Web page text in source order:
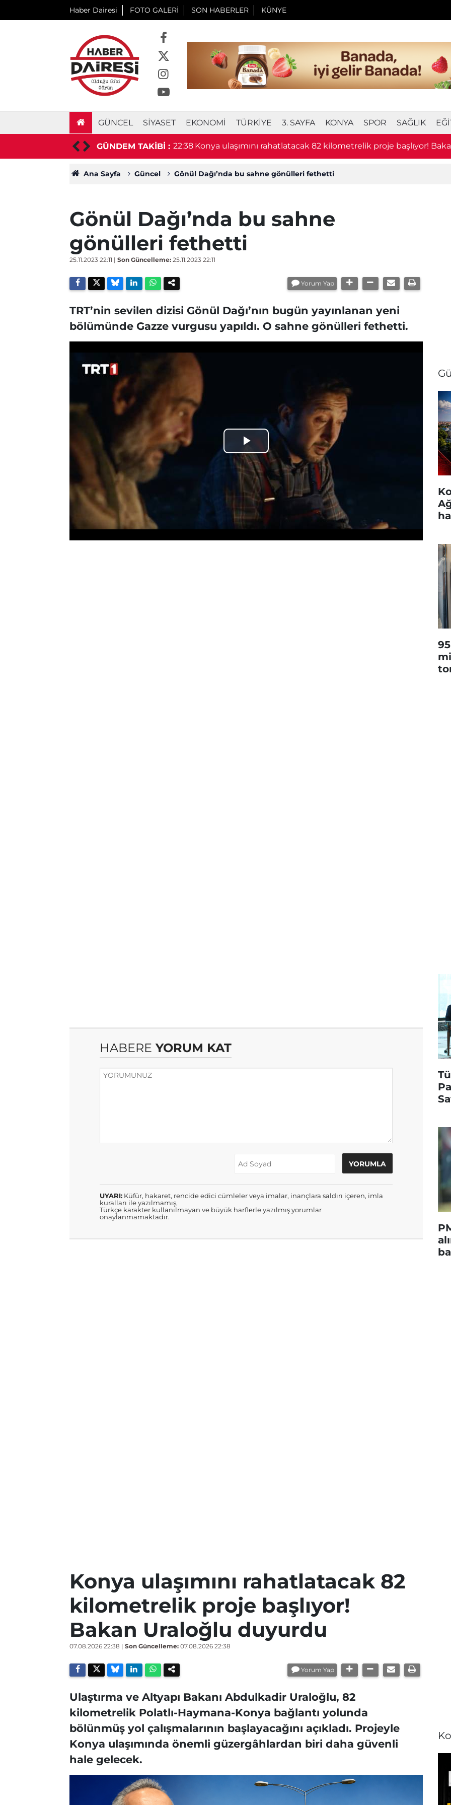
Haber Dairesi FOTO GALERİ SON HABERLER KÜNYE
GÜNCEL SIYASET EKONOMI TÜRKIYE 3. SAYFA KONYA SPOR SAĞLIK
GÜNDEM TAKİBİ :
hayatını kaybetti 22:38 Konya ulaşımını rahatlatacak 82 kilometrelik proje başlıyor!
duyurdu
Ana Sayfa Güncel Gönül Dağı’nda bu sahne gönülleri fethetti
Gönül Dağı’nda bu sahne
gönülleri fethetti
25.11.2023 22:11 | Son Güncelleme: 25.11.2023 22:11
Yorum Yap
TRT’nin sevilen dizisi Gönül Dağı’nın bugün yayınlanan yeni
bölümünde Gazze vurgusu yapıldı. O sahne gönülleri fethetti.
Play
Video
HABERE YORUM KAT
UYARI: Küfür, hakaret, rencide edici cümleler veya imalar, inançlara saldırı içeren, imla
kuralları ile yazılmamış,
Türkçe karakter kullanılmayan ve büyük harflerle yazılmış yorumlar
onaylanmamaktadır.
Konya ulaşımını rahatlatacak 82
kilometrelik proje başlıyor!
Bakan Uraloğlu duyurdu
07.08.2026 22:38 | Son Güncelleme: 07.08.2026 22:38
Yorum Yap
Ulaştırma ve Altyapı Bakanı Abdulkadir Uraloğlu, 82
kilometrelik Polatlı-Haymana-Konya bağlantı yolunda
bölünmüş yol çalışmalarının başlayacağını açıkladı. Projeyle
Konya ulaşımında önemli güzergâhlardan biri daha güvenli
hale gelecek.